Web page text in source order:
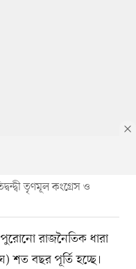
তৃণমূল কংগ্রেস ও
রাজনৈতিক ধারা
শত বছর পূর্তি হচ্ছে।